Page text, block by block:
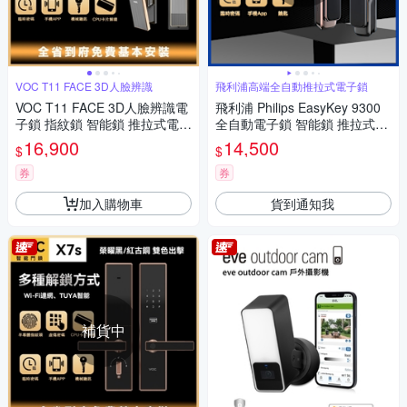
VOC T11 FACE 3D人臉辨識
VOC T11 FACE 3D人臉辨識電
子鎖 指紋鎖 智能鎖 推拉式電子
鎖 AI智能 Wi-Fi聯網 TUYA智能
（售價含免費基本安裝）
$16,900
券
加入購物車
補貨中
飛利浦高端全自動推拉式電子鎖
飛利浦 Philips EasyKey 9300
全自動電子鎖 智能鎖 推拉式電
子鎖 指紋鎖 Wi-Fi連網
$14,500
券
貨到通知我